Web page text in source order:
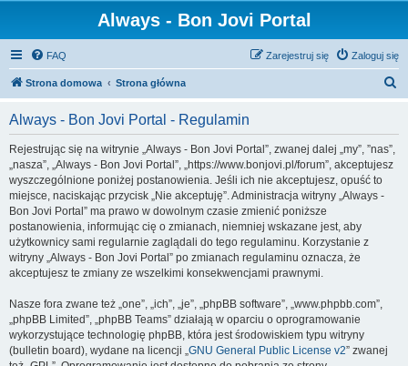
Always - Bon Jovi Portal
FAQ Zaloguj się
Zarejestruj się
Strona domowa Strona główna
Always - Bon Jovi Portal - Regulamin
Rejestrując się na witrynie „Always - Bon Jovi Portal”, zwanej dalej „my”, ”nas”,
„nasza”, „Always - Bon Jovi Portal”, „https://www.bonjovi.pl/forum”, akceptujesz
wyszczególnione poniżej postanowienia. Jeśli ich nie akceptujesz, opuść to
miejsce, naciskając przycisk „Nie akceptuję”. Administracja witryny „Always -
Bon Jovi Portal” ma prawo w dowolnym czasie zmienić poniższe
postanowienia, informując cię o zmianach, niemniej wskazane jest, aby
użytkownicy sami regularnie zaglądali do tego regulaminu. Korzystanie z
witryny „Always - Bon Jovi Portal” po zmianach regulaminu oznacza, że
akceptujesz te zmiany ze wszelkimi konsekwencjami prawnymi.
Nasze fora zwane też „one”, „ich”, „je”, „phpBB software”, „www.phpbb.com”,
„phpBB Limited”, „phpBB Teams” działają w oparciu o oprogramowanie
wykorzystujące technologię phpBB, która jest środowiskiem typu witryny
(bulletin board), wydane na licencji „GNU General Public License v2” zwanej